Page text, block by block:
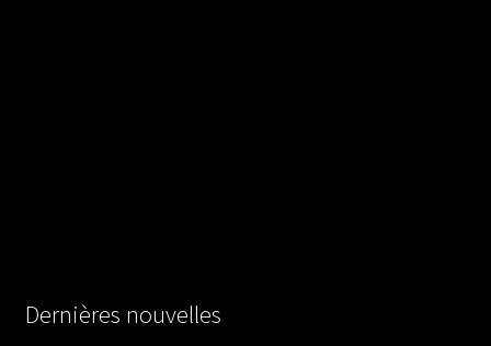
Dernières nouvelles